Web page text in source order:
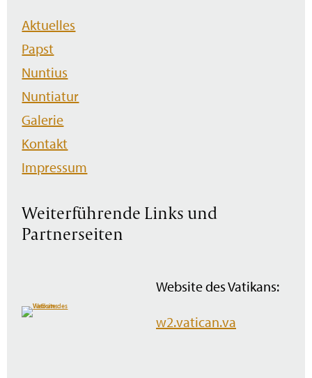
Navigation
überspringen
Aktuelles
Papst
Nuntius
Nuntiatur
Galerie
Kontakt
Impressum
Weiterführende Links und
Partnerseiten
Website des Vatikans:
w2.vatican.va